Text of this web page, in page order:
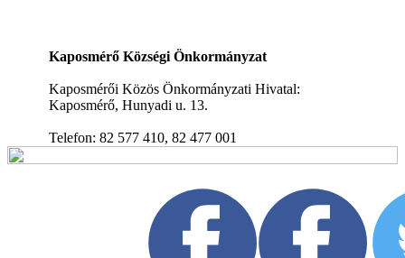
Kaposmérő Községi Önkormányzat
Kaposmérői Közös Önkormányzati Hivatal:
Kaposmérő, Hunyadi u. 13.
Telefon: 82 577 410, 82 477 001